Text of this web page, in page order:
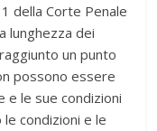
della Corte Penale
lunghezza dei
un punto
possono essere
e le sue condizioni
condizioni e le